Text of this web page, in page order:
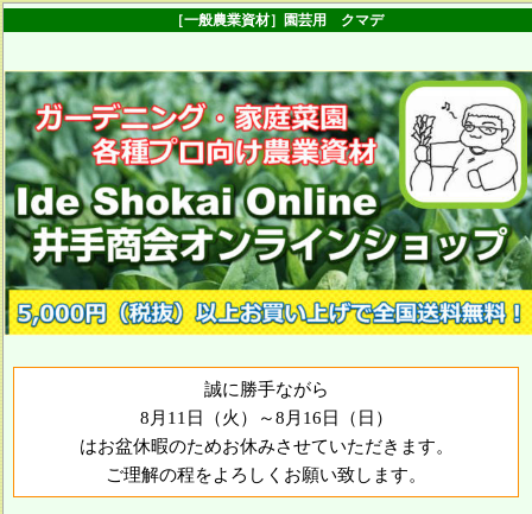
［一般農業資材］園芸用 クマデ
誠に勝手ながら
8月11日（火）～8月16日（日）
はお盆休暇のためお休みさせていただきます。
ご理解の程をよろしくお願い致します。